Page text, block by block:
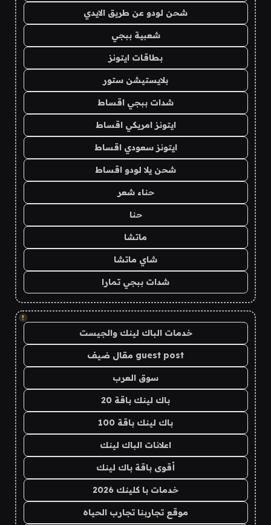
شحن لودو عن طريق الايدي
شعبية ببجي
بطاقات ايتونز
بلايستيشن ستور
شدات ببجي اقساط
ايتونز امريكي اقساط
ايتونز سعودي اقساط
شحن يلا لودو اقساط
حناء شعر
حنا
ماتشا
شاي ماتشا
شدات ببجي تمارا
!
خدمات الباك لينك والجيست
guest post مقال ضيف
سوق العرب
باك لينك باقة 20
باك لينك باقة 100
اعلانات الباك لينك
أقوى باقة باك لينك
خدمات با كلينك 2026
موقع تجاربنا تجارب الحياه